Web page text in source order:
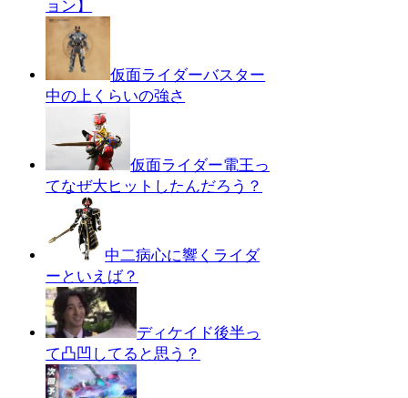
ョン】
仮面ライダーバスター
中の上くらいの強さ
仮面ライダー電王っ
てなぜ大ヒットしたんだろう？
中二病心に響くライダ
ーといえば？
ディケイド後半っ
て凸凹してると思う？